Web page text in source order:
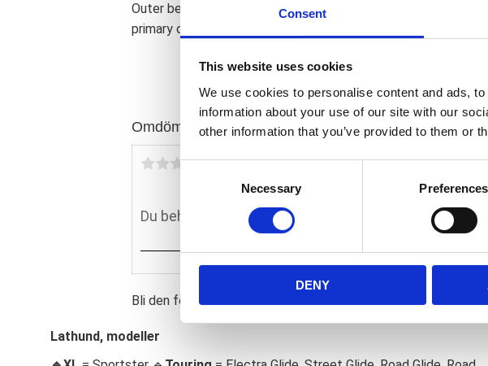
Consent
This website uses cookies
We use cookies to personalise content and ads,
information about your use of our site with our
other information that you’ve provided to them or
C
S
e
Necessary Preferences
DENY
Outer bearing only; without inner race. Mainshaft support
primary cover.
Omdömen
Du
Bli den första att lämna ett omdöme.
Lathund, modeller